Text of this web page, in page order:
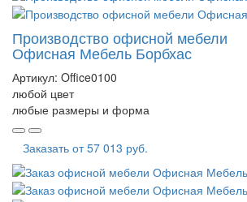
Производство офисной мебели
Офисная Мебель Борбхас
Артикул: Office0100
любой цвет
любые размеры и форма
Заказать от57 013 руб.